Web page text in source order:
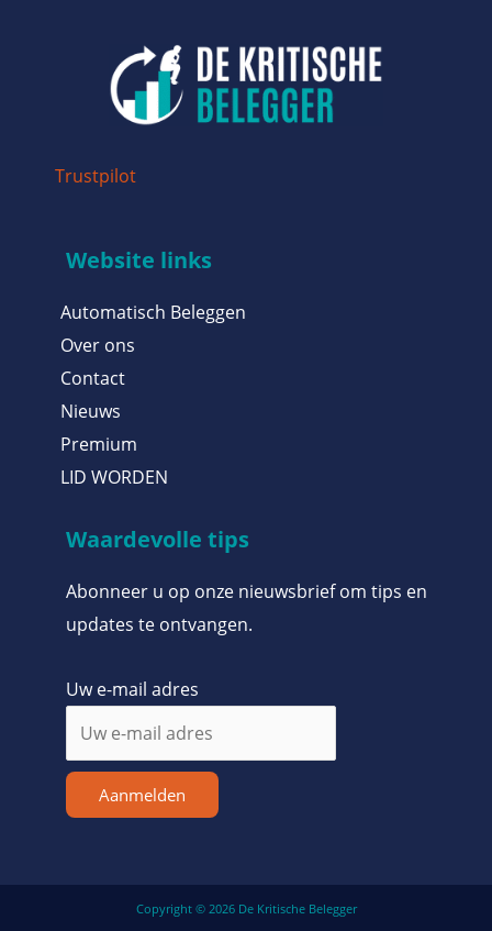
Trustpilot
Website links
Automatisch Beleggen
Over ons
Contact
Nieuws
Premium
LID WORDEN
Waardevolle tips
Abonneer u op onze nieuwsbrief om tips en
updates te ontvangen.
Uw e-mail adres
Aanmelden
Copyright © 2026 De Kritische Belegger